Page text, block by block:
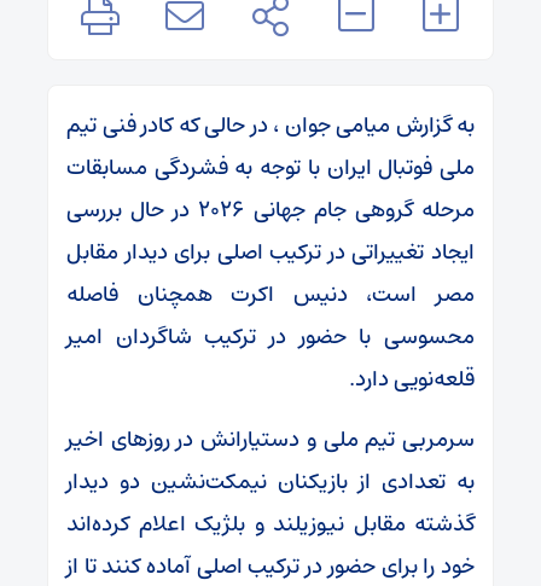
به گزارش میامی جوان ، در حالی که کادر فنی تیم
ملی فوتبال ایران با توجه به فشردگی مسابقات
مرحله گروهی جام جهانی ۲۰۲۶ در حال بررسی
ایجاد تغییراتی در ترکیب اصلی برای دیدار مقابل
مصر است، دنیس اکرت همچنان فاصله
محسوسی با حضور در ترکیب شاگردان امیر
قلعه‌نویی دارد.
سرمربی تیم ملی و دستیارانش در روزهای اخیر
به تعدادی از بازیکنان نیمکت‌نشین دو دیدار
گذشته مقابل نیوزیلند و بلژیک اعلام کرده‌اند
خود را برای حضور در ترکیب اصلی آماده کنند تا از